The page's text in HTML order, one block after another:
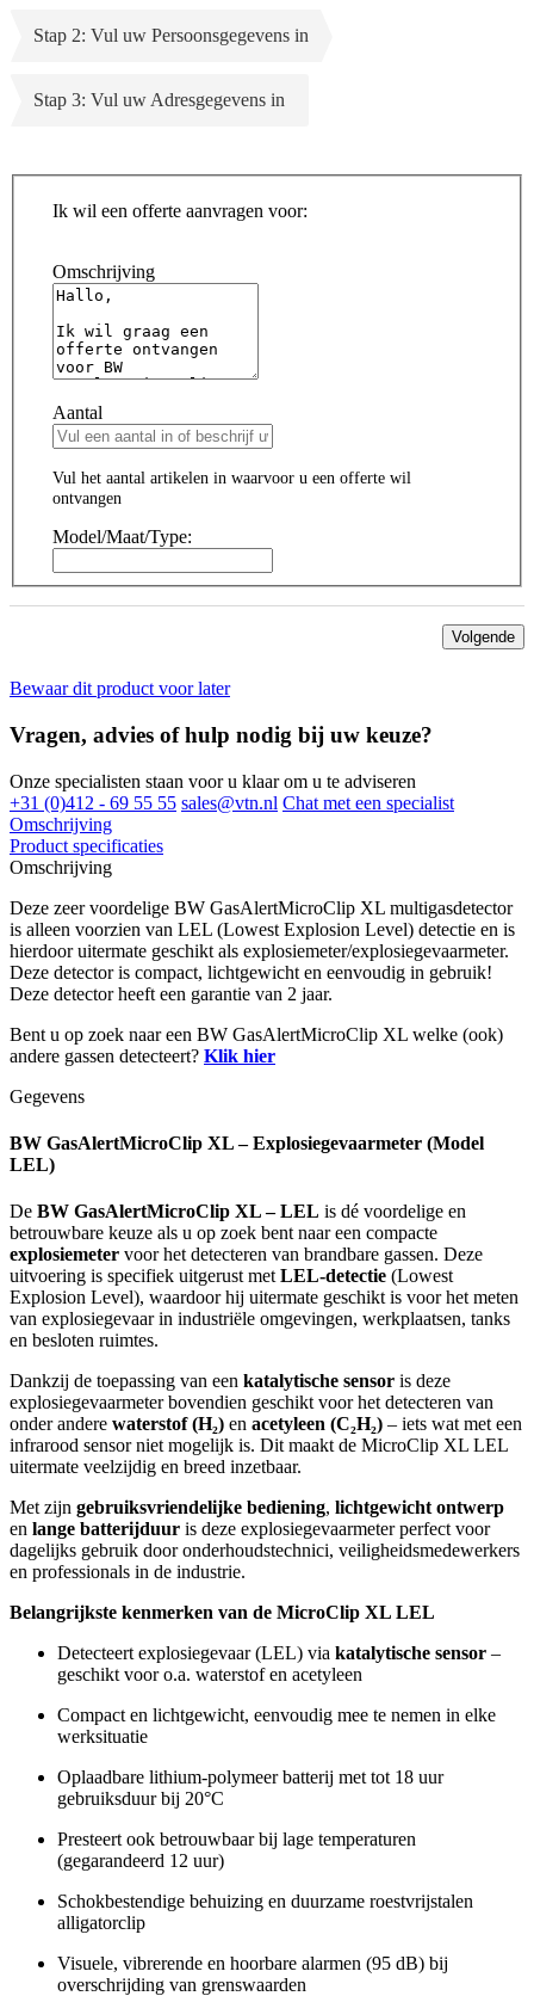
Stap 2: Vul uw Persoonsgegevens in
Stap 3: Vul uw Adresgegevens in
Ik wil een offerte aanvragen voor:
Omschrijving
Aantal
Vul het aantal artikelen in waarvoor u een offerte wil
ontvangen
Model/Maat/Type:
Volgende
Bewaar dit product voor later
Vragen, advies of hulp nodig bij uw keuze?
Onze specialisten staan voor u klaar om u te adviseren
+31 (0)412 - 69 55 55 sales@vtn.nl Chat met een specialist
Omschrijving
Product specificaties
Omschrijving
Deze zeer voordelige BW GasAlertMicroClip XL multigasdetector
is alleen voorzien van LEL (Lowest Explosion Level) detectie en is
hierdoor uitermate geschikt als explosiemeter/explosiegevaarmeter.
Deze detector is compact, lichtgewicht en eenvoudig in gebruik!
Deze detector heeft een garantie van 2 jaar.
Bent u op zoek naar een BW GasAlertMicroClip XL welke (ook)
andere gassen detecteert? Klik hier
Gegevens
BW GasAlertMicroClip XL – Explosiegevaarmeter (Model
LEL)
De BW GasAlertMicroClip XL – LEL is dé voordelige en
betrouwbare keuze als u op zoek bent naar een compacte
explosiemeter voor het detecteren van brandbare gassen. Deze
uitvoering is specifiek uitgerust met LEL-detectie (Lowest
Explosion Level), waardoor hij uitermate geschikt is voor het meten
van explosiegevaar in industriële omgevingen, werkplaatsen, tanks
en besloten ruimtes.
Dankzij de toepassing van een katalytische sensor is deze
explosiegevaarmeter bovendien geschikt voor het detecteren van
onder andere waterstof (H₂) en acetyleen (C₂H₂) – iets wat met een
infrarood sensor niet mogelijk is. Dit maakt de MicroClip XL LEL
uitermate veelzijdig en breed inzetbaar.
Met zijn gebruiksvriendelijke bediening, lichtgewicht ontwerp
en lange batterijduur is deze explosiegevaarmeter perfect voor
dagelijks gebruik door onderhoudstechnici, veiligheidsmedewerkers
en professionals in de industrie.
Belangrijkste kenmerken van de MicroClip XL LEL
Detecteert explosiegevaar (LEL) via katalytische sensor –
geschikt voor o.a. waterstof en acetyleen
Compact en lichtgewicht, eenvoudig mee te nemen in elke
werksituatie
Oplaadbare lithium-polymeer batterij met tot 18 uur
gebruiksduur bij 20°C
Presteert ook betrouwbaar bij lage temperaturen
(gegarandeerd 12 uur)
Schokbestendige behuizing en duurzame roestvrijstalen
alligatorclip
Visuele, vibrerende en hoorbare alarmen (95 dB) bij
overschrijding van grenswaarden